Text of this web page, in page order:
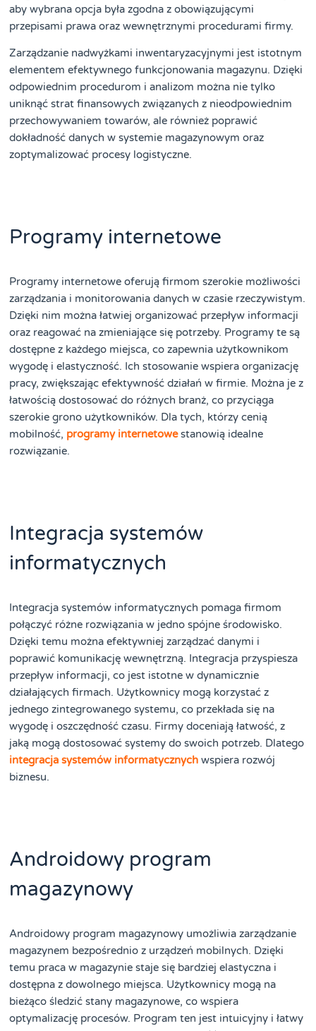
aby wybrana opcja była zgodna z obowiązującymi
przepisami prawa oraz wewnętrznymi procedurami firmy.
Zarządzanie nadwyżkami inwentaryzacyjnymi jest istotnym
elementem efektywnego funkcjonowania magazynu. Dzięki
odpowiednim procedurom i analizom można nie tylko
uniknąć strat finansowych związanych z nieodpowiednim
przechowywaniem towarów, ale również poprawić
dokładność danych w systemie magazynowym oraz
zoptymalizować procesy logistyczne.
Programy internetowe
Programy internetowe oferują firmom szerokie możliwości
zarządzania i monitorowania danych w czasie rzeczywistym.
Dzięki nim można łatwiej organizować przepływ informacji
oraz reagować na zmieniające się potrzeby. Programy te są
dostępne z każdego miejsca, co zapewnia użytkownikom
wygodę i elastyczność. Ich stosowanie wspiera organizację
pracy, zwiększając efektywność działań w firmie. Można je z
łatwością dostosować do różnych branż, co przyciąga
szerokie grono użytkowników. Dla tych, którzy cenią
mobilność, programy internetowestanowią idealne
rozwiązanie.
Integracja systemów
informatycznych
Integracja systemów informatycznych pomaga firmom
połączyć różne rozwiązania w jedno spójne środowisko.
Dzięki temu można efektywniej zarządzać danymi i
poprawić komunikację wewnętrzną. Integracja przyspiesza
przepływ informacji, co jest istotne w dynamicznie
działających firmach. Użytkownicy mogą korzystać z
jednego zintegrowanego systemu, co przekłada się na
wygodę i oszczędność czasu. Firmy doceniają łatwość, z
jaką mogą dostosować systemy do swoich potrzeb. Dlatego
integracja systemów informatycznych wspiera rozwój
biznesu.
Androidowy program
magazynowy
Androidowy program magazynowy umożliwia zarządzanie
magazynem bezpośrednio z urządzeń mobilnych. Dzięki
temu praca w magazynie staje się bardziej elastyczna i
dostępna z dowolnego miejsca. Użytkownicy mogą na
bieżąco śledzić stany magazynowe, co wspiera
optymalizację procesów. Program ten jest intuicyjny i łatwy